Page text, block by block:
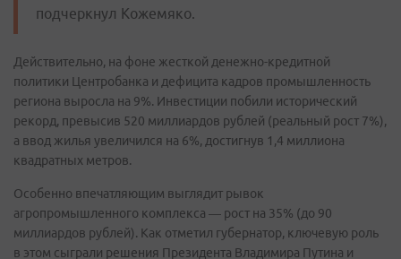
подчеркнул Кожемяко.
Действительно, на фоне жесткой денежно-кредитной
политики Центробанка и дефицита кадров промышленность
региона выросла на 9%. Инвестиции побили исторический
рекорд, превысив 520 миллиардов рублей (реальный рост 7%),
а ввод жилья увеличился на 6%, достигнув 1,4 миллиона
квадратных метров.
Особенно впечатляющим выглядит рывок
агропромышленного комплекса — рост на 35% (до 90
миллиардов рублей). Как отметил губернатор, ключевую роль
в этом сыграли решения Президента Владимира Путина и